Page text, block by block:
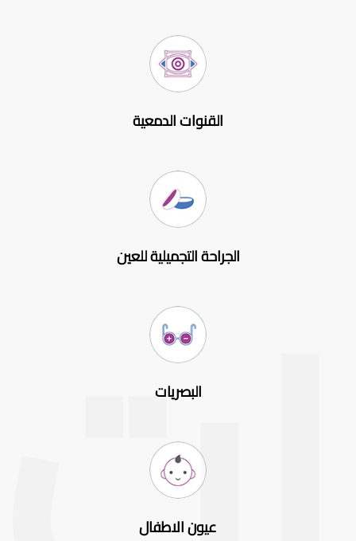
القنوات الدمعية
الجراحة التجميلية للعين
البصريات
عيون الاطفال